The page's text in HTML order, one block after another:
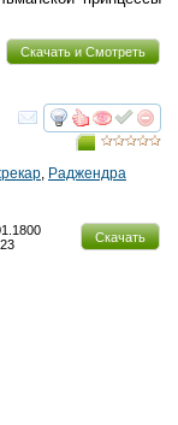
Скачать и Смотреть
смотреть
Раджендра
Скачать